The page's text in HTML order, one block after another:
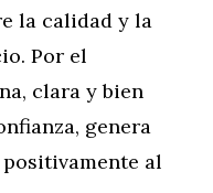
la calidad y la
Por el
clara y bien
genera
al